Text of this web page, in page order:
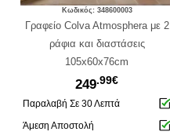
Κωδικός: 348600003
Γραφείο Colva Atmosphera με 2
ράφια και διαστάσεις
105x60x76cm
249.99€
Παραλαβή Σε 30 Λεπτά
Άμεση Αποστολή